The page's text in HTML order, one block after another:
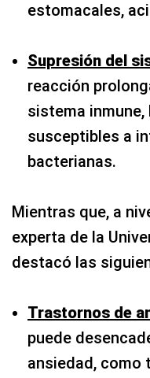
estomacales,
Supresión del
reacción
sistema
susceptibles a
bacterianas.
Mientras que, a
experta de la
destacó las
Trastornos de
puede
ansiedad, como